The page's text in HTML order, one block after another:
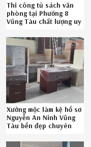
Thi công tủ sách văn
phòng tại Phường 8
Vũng Tàu chất lượng uy
086.789.5828
Xưởng mộc làm kệ hồ sơ
Nguyễn An Ninh Vũng
Tàu bền đẹp chuyên
086789.5828